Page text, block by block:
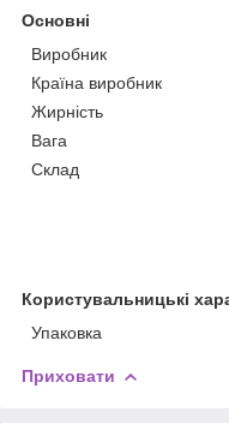
Основні
Виробник
Країна виробник
Жирність
Вага
Склад
Користувальницькі
Упаковка
Приховати